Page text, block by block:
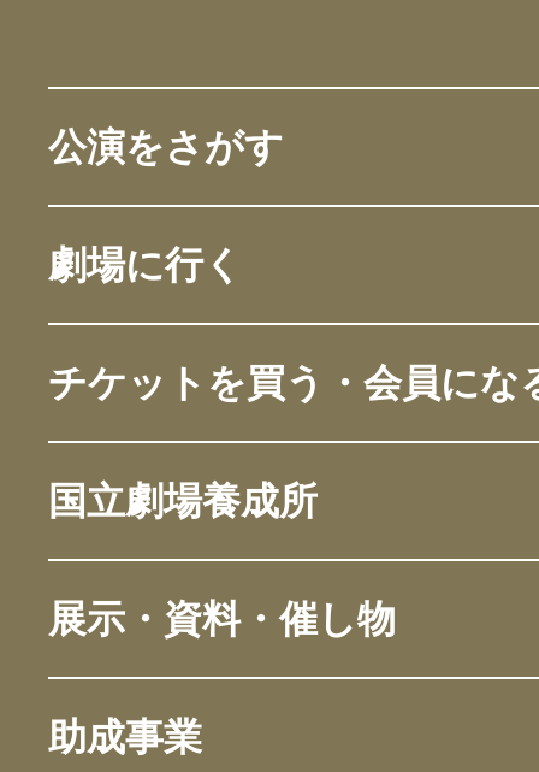
公演をさがす
劇場に行く
チケットを買う・会員にな
国立劇場養成所
展示・資料・催し物
助成事業